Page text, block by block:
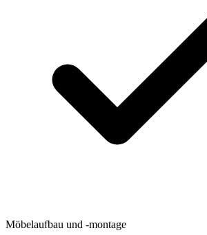
Möbelaufbau und -montage